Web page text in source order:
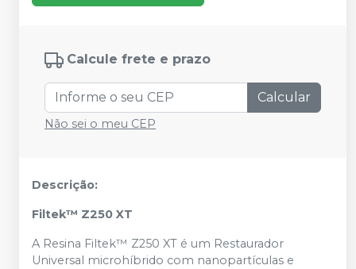
Calcule frete e prazo
Calcular
Não sei o meu CEP
Descrição:
Filtek™ Z250 XT
A Resina Filtek™ Z250 XT é um Restaurador
Universal microhíbrido com nanopartículas e